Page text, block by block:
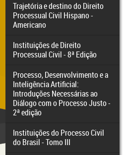
Trajetória e destino do Direito
Processual Civil Hispano -
Americano
Instituições de Direito
Processual Civil - 8ª Edição
Processo, Desenvolvimento e a
Inteligência Artificial:
Introduções Necessárias ao
Diálogo com o Processo Justo -
2ª edição
Instituições do Processo Civil
do Brasil - Tomo III